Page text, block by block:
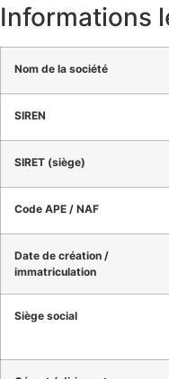
Informations
Nom de la société
SIREN
SIRET (siège)
Code APE / NAF
Date de création /
immatriculation
Siège social